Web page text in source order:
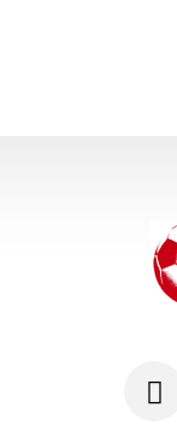
Le Stade
Le FC